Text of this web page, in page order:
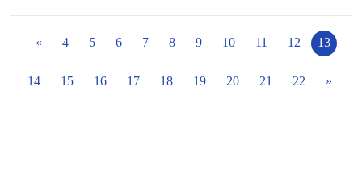
« 4 5 6 7 8 9 10 11 12 13
14 15 16 17 18 19 20 21 22 »